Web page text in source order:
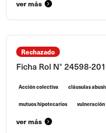
ver más
Rechazado
Ficha Rol N° 24598-
Acción colectiva cláusulas
mutuos hipotecarios
ver más